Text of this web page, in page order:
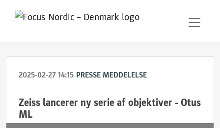
2025-02-27 14:15 PRESSE MEDDELELSE
Zeiss lancerer ny serie af objektiver - Otus
ML